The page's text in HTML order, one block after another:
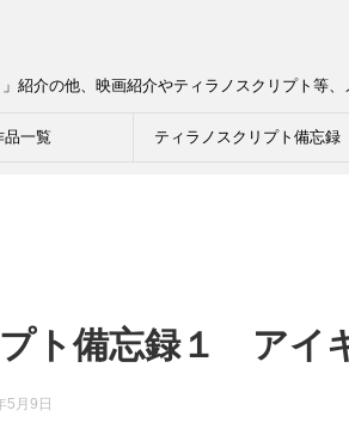
紹介の他、映画紹介やティラノスクリプト等、
品一覧 ティラノスクリプト備忘録
ト備忘録１ アイ
5月9日